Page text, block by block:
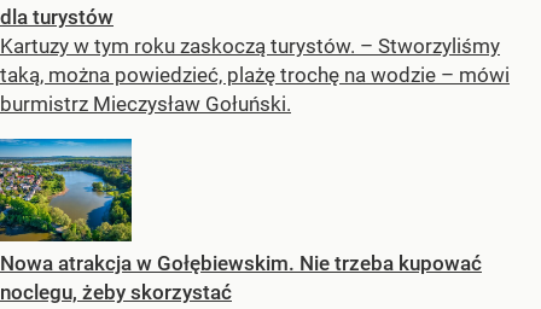
dla turystów
Kartuzy w tym roku zaskoczą turystów. – Stworzyliśmy
taką, można powiedzieć, plażę trochę na wodzie – mówi
burmistrz Mieczysław Gołuński.
Nowa atrakcja w Gołębiewskim. Nie trzeba kupować
noclegu, żeby skorzystać